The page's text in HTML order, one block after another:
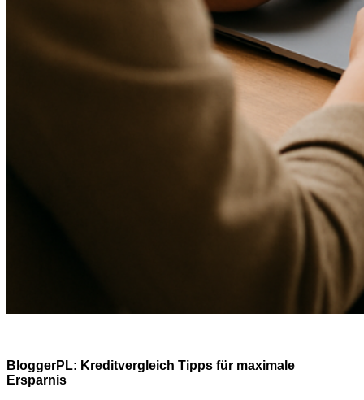
BloggerPL: Kreditvergleich Tipps für maximale
Ersparnis